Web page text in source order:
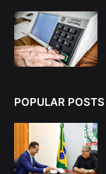
POPULAR POSTS